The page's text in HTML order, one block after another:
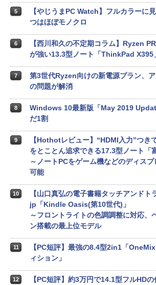
5
【やじうまPC Watch】フルカラーに
つはほぼモノクロ
6
【西川和久の不定期コラム】Ryzen
が強い13.3型ノート「ThinkPad X395
7
第3世代Ryzen向けの新電源プラン、
の問題が解消
8
Windows 10最新版「May 2019
だ1割
9
【Hothotレビュー】“HDMI入力”つき
をとことん追求できる17.3型ノート「
～ノートPCをゲーム機などのディス
可能
10
【山口真弘の電子書籍タッチアンド
jp「Kindle Oasis(第10世代)」
～フロントライトの色調調整に対応、
ン搭載の最上位モデル
11
【PC短評】最強の8.4型2in1「
ィション」
12
【PC短評】約3万円で14.1型フルHD